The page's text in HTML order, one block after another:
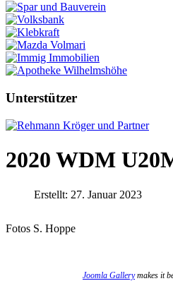
Unterstützer
2020 WDM
Erstellt: 27. Januar 2023
Fotos S. Hoppe
Joomla Gallerymakes it